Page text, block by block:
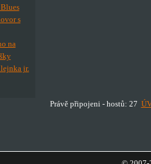
s
na
jr.
Právě připojeni - hostů: 27